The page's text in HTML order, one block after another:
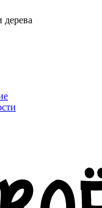
дерева